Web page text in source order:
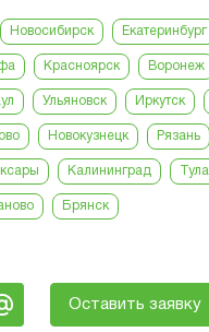
Новосибирск Екатеринбург
Красноярск Воронеж
Ульяновск Иркутск
Новокузнецк Рязань
Калининград Тула
Брянск
Оставить заявку